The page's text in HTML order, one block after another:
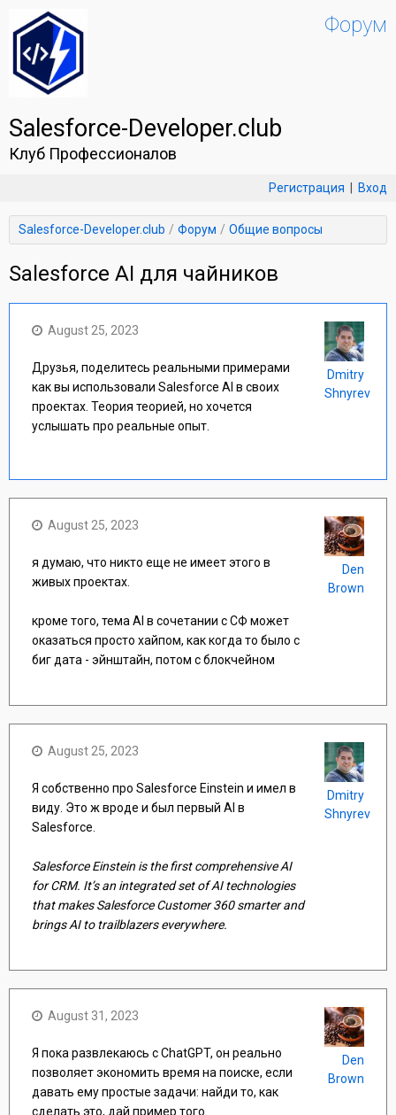
Salesforce-Developer.club
Клуб Профессионалов
Форум
Регистрация Вход
Salesforce-Developer.club Форум Общие вопросы
Salesforce AI для чайников
August 25, 2023
Друзья, поделитесь реальными примерами
как вы использовали Salesforce AI в своих
проектах. Теория теорией, но хочется
услышать про реальные опыт.
Dmitry
Shnyrev
August 25, 2023
я думаю, что никто еще не имеет этого в
живых проектах.
кроме того, тема AI в сочетании с СФ может
оказаться просто хайпом, как когда то было с
биг дата - эйнштайн, потом с блокчейном
Den
Brown
August 25, 2023
Я собственно про Salesforce Einstein и имел в
виду. Это ж вроде и был первый AI в
Salesforce.
Salesforce Einstein is the first comprehensive AI
for CRM. It’s an integrated set of AI technologies
that makes Salesforce Customer 360 smarter and
brings AI to trailblazers everywhere.
Dmitry
Shnyrev
August 31, 2023
Я пока развлекаюсь с ChatGPT, он реально
позволяет экономить время на поиске, если
давать ему простые задачи: найди то, как
сделать это, дай пример того.
Den
Brown